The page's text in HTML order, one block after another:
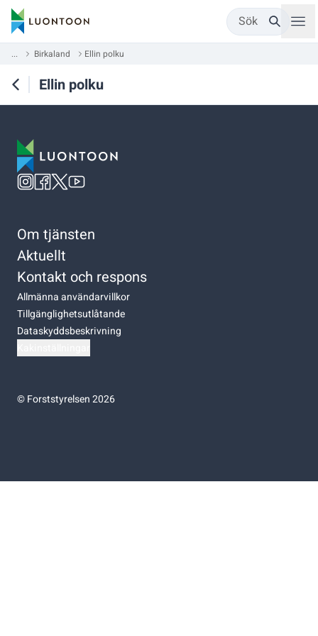
Sök
... Birkaland Ellin polku
Ellin polku
Om tjänsten
Aktuellt
Kontakt och respons
Allmänna användarvillkor
Tillgänglighetsutlåtande
Dataskyddsbeskrivning
©Forststyrelsen 2026